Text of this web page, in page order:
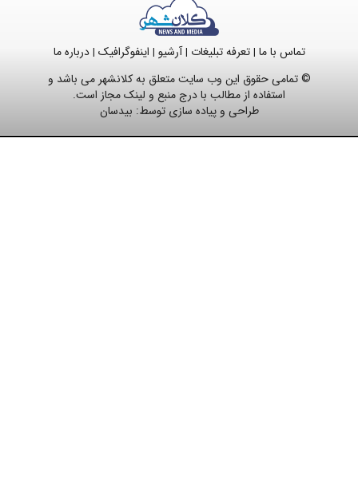
تماس با ما |تعرفه تبلیغات |آرشیو | اینفوگرافیک |درباره ما
© تمامی حقوق این وب سایت متعلق به کلانشهر می باشد و
استفاده از مطالب با درج منبع و لینک مجاز است.
طراحی و پیاده سازی توسط: بیدسان